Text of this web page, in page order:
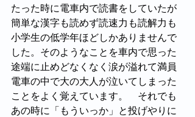
たった時に電車内で読書をしていたが
簡単な漢字も読めず読速力も読解力も
小学生の低学年ほどしかありませんで
した。そのようなことを車内で思った
途端に止めどなくなく涙が溢れて満員
電車の中で大の大人が泣いてしまった
ことをよく覚えています。　それでも
あの時に「もういっか」と投げやりに